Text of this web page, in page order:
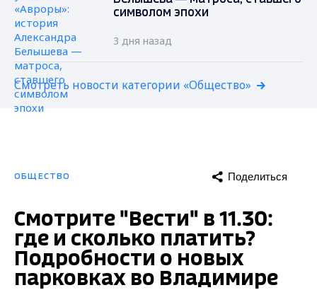
символом эпохи
3 дня назад
Смотреть новости категории «Общество»
ОБЩЕСТВО Поделиться
Смотрите "Вести" в 11.30:
где и сколько платить?
Подробности о новых
парковках во Владимире